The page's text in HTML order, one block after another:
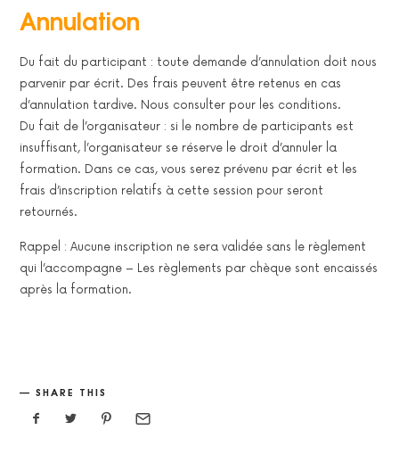
Annulation
Du fait du participant : toute demande d’annulation doit nous
parvenir par écrit. Des frais peuvent être retenus en cas
d’annulation tardive. Nous consulter pour les conditions.
Du fait de l’organisateur : si le nombre de participants est
insuffisant, l’organisateur se réserve le droit d’annuler la
formation. Dans ce cas, vous serez prévenu par écrit et les
frais d’inscription relatifs à cette session pour seront
retournés.
Rappel : Aucune inscription ne sera validée sans le règlement
qui l’accompagne – Les règlements par chèque sont encaissés
après la formation.
SHARE THIS